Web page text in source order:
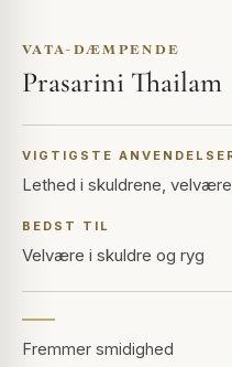
VATA-DÆMPENDE
Prasarini Thailam
VIGTIGSTE
Lethed i skuldrene,
BEDST TIL
Velvære i skuldre og ryg
Fremmer smidighed